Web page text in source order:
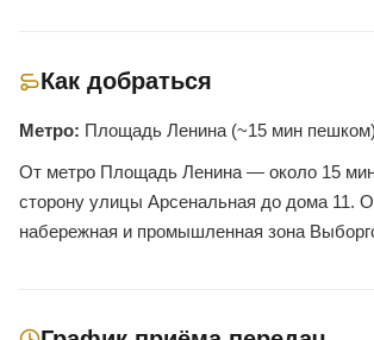
Как добраться
Метро: Площадь Ленина (~15 мин пешком)
От метро Площадь Ленина — около 15
сторону улицы Арсенальная до дома 11.
набережная и промышленная зона